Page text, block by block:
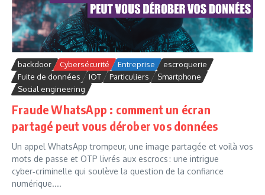
backdoor Cybersécurité Entreprise
escroquerie
Fuite de données
IOT Particuliers
Smartphone
Social engineering
Fraude WhatsApp : comment un écran
partagé peut vous dérober vos données
Un appel WhatsApp trompeur, une image partagée et voilà vos
mots de passe et OTP livrés aux escrocs : une intrigue
cyber‑criminelle qui soulève la question de la confiance
numérique....